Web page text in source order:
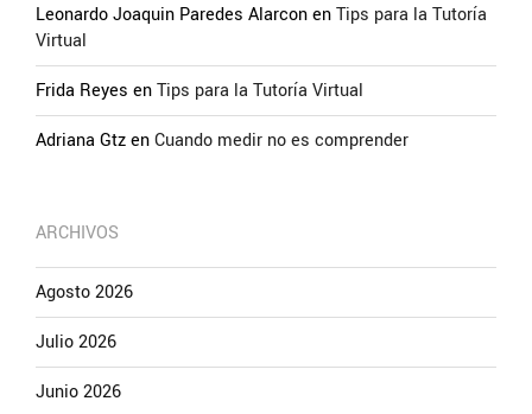
Leonardo Joaquin Paredes AlarconenTips para la Tutoría
Virtual
Frida Reyes enTips para la Tutoría Virtual
Adriana GtzenCuando medir no es comprender
ARCHIVOS
Agosto 2026
Julio 2026
Junio 2026